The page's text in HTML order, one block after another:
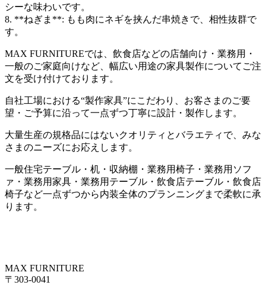
シーな味わいです。
8. **ねぎま**: もも肉にネギを挟んだ串焼きで、相性抜群で
す。
MAX FURNITUREでは、飲食店などの店舗向け・業務用・
一般のご家庭向けなど、幅広い用途の家具製作についてご注
文を受け付けております。
自社工場における“製作家具”にこだわり、お客さまのご要
望・ご予算に沿って一点ずつ丁寧に設計・製作します。
大量生産の規格品にはないクオリティとバラエティで、みな
さまのニーズにお応えします。
一般住宅テーブル・机・収納棚・業務用椅子・業務用ソフ
ァ・業務用家具・業務用テーブル・飲食店テーブル・飲食店
椅子など一点ずつから内装全体のプランニングまで柔軟に承
ります。
MAX FURNITURE
〒303-0041